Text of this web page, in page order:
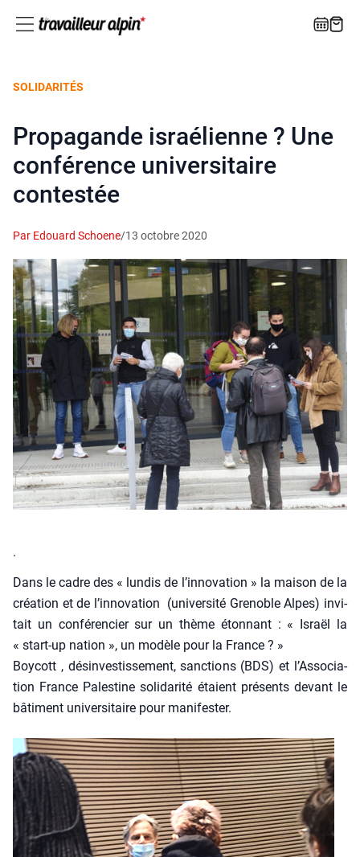
SOLIDARITÉS
Propagande israélienne ? Une
conférence universitaire
contestée
Par Edouard Schoene/13 octobre 2020
.
Dans le cadre des « lun­dis de l’innovation » la mai­son de la
créa­tion et de l’innovation (uni­ver­si­té Gre­noble Alpes) invi­
tait un confé­ren­cier sur un thème éton­nant : « Israël la
« start-up nation », un modèle pour la France ? »
Boy­cott , dés­in­ves­tis­se­ment, sanc­tions (BDS) et l’As­so­cia­
tion France Pales­tine soli­da­ri­té étaient pré­sents devant le
bâti­ment uni­ver­si­taire pour mani­fes­ter.